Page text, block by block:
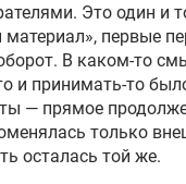
Это один и
материал», первые
В каком-то
и принимать-то
— прямое
только
осталась той же.